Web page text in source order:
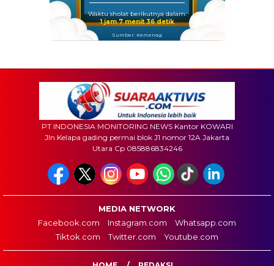
Waktu sholat berikutnya dalam:
1 jam 7 menit 34 detik
Sumber: Kemenag
PT INDONESIA MONITORING NEWS Kantor KOWARI
Jln.Kelapa gading permai blok J1 nomor 12A Jakarta
Utara Cp 085886834246
MEDIA NETWORK
Facebook.com
Instagram.com
Whatsapp.com
Tiktok.com
Twitter.com Youtube.com